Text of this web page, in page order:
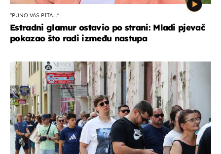
"PUNO VAS PITA..."
Estradni glamur ostavio po strani: Mladi pjevač
pokazao što radi između nastupa